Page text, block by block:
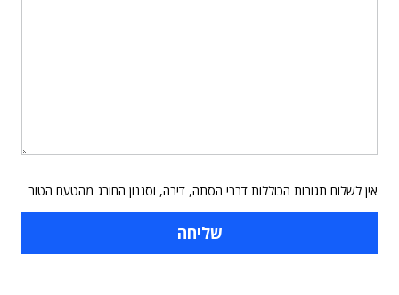
אין לשלוח תגובות הכוללות דברי הסתה, דיבה, וסגנון החורג מהטעם הטוב